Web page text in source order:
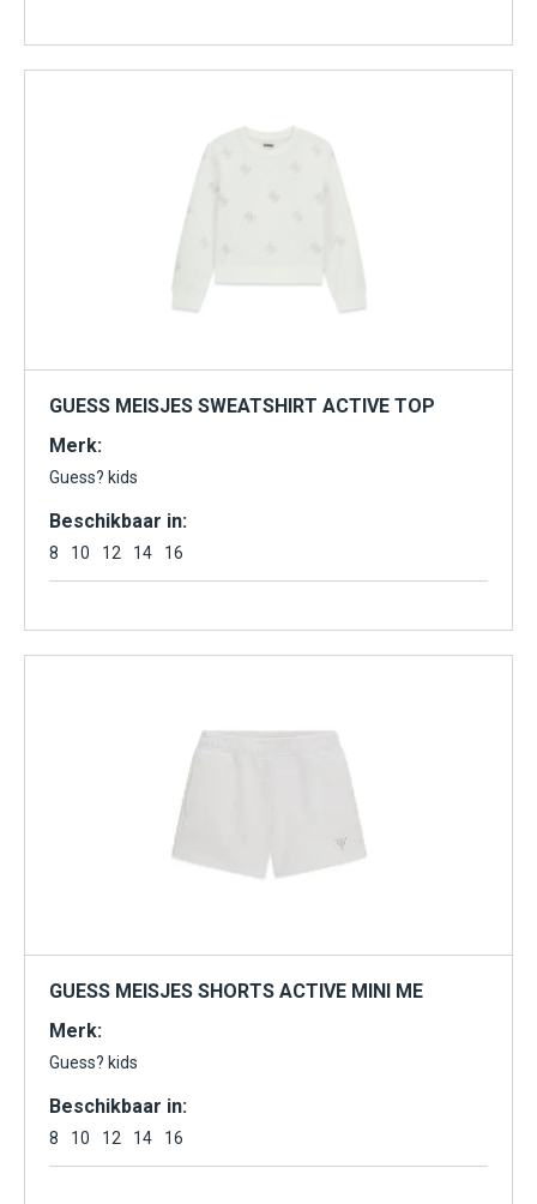
GUESS MEISJES SWEATSHIRT ACTIVE TOP
Merk:
Guess? kids
Beschikbaar in:
8 10 12 14 16
GUESS MEISJES SHORTS ACTIVE MINI ME
Merk:
Guess? kids
Beschikbaar in:
8 10 12 14 16